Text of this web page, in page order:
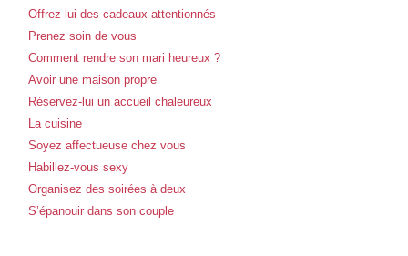
Offrez lui des cadeaux attentionnés
Prenez soin de vous
Comment rendre son mari heureux ?
Avoir une maison propre
Réservez-lui un accueil chaleureux
La cuisine
Soyez affectueuse chez vous
Habillez-vous sexy
Organisez des soirées à deux
S’épanouir dans son couple